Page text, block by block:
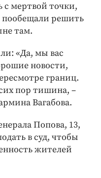
с мертвой точки,
пообещали решить
там.
«Да, мы вас
новости,
границ.
пор тишина, –
Вагабова.
Попова, 13,
в суд, чтобы
жителей